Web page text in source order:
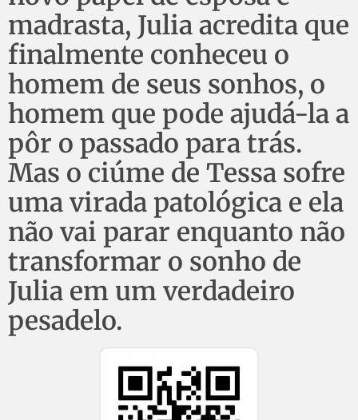
madrasta, Julia acredita que
finalmente conheceu o
homem de seus sonhos, o
homem que pode ajudá-la a
pôr o passado para trás.
Mas o ciúme de Tessa sofre
uma virada patológica e ela
não vai parar enquanto não
transformar o sonho de
Julia em um verdadeiro
pesadelo.